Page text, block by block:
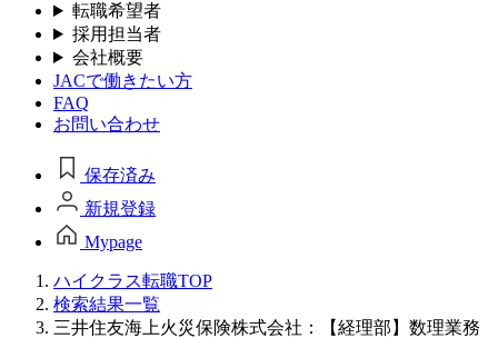
転職希望者
採用担当者
会社概要
JACで働きたい方
FAQ
お問い合わせ
保存済み
新規登録
Mypage
ハイクラス転職TOP
検索結果一覧
三井住友海上火災保険株式会社：【経理部】数理業務